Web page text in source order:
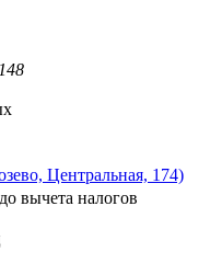
Центральная, 174)
до вычета налогов